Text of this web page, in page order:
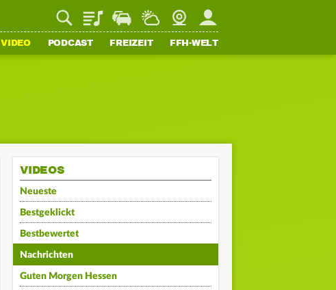
PlaylistStaupilotWetterWebcamMein FFH
VIDEO PODCAST FREIZEIT FFH-WELT
VIDEOS
Neueste
Bestgeklickt
Bestbewertet
Nachrichten
Guten Morgen Hessen